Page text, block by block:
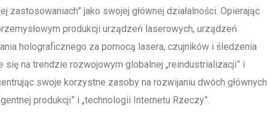
zastosowaniach” jako swojej głównej działalności. Opierając
produkcji urządzeń laserowych, urządzeń
holograficznego za pomocą lasera, czujników i śledzenia
się na trendzie rozwojowym globalnej „reindustrializacji” i
swoje korzystne zasoby na rozwijaniu dwóch głównych
produkcji” i „technologii Internetu Rzeczy”.